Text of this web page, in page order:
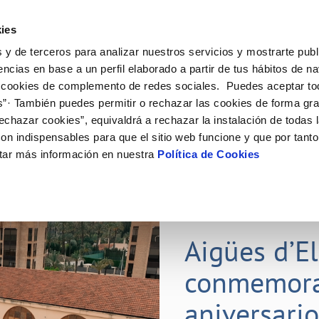
y de terceros para analizar nuestros servicios y mostrarte
en base a un perfil elaborado a partir de tus hábitos de
de complemento de redes sociales. Puedes aceptar
También puedes permitir o rechazar las cookies de forma
cookies”, equivaldrá a rechazar la instalación de todas
indispensables para que el sitio web funcione y que por
más información en nuestra Política de Cookies
de titular
de suministro
MODIFICACIÓN DE DATOS
Actualizar datos bancarios
Actualizar datos de
VER TODAS LAS GESTIONES
Tu Servicio
AL CLIENTE
contacto
y afectaciones
e impresos
COMPROMISO DE SERVICIO
Carta de compromisos
Customer Counsel (Defensa del
Tu Agua
del agua
consumidor
CUIDADOS DEL AGUA
Consejos de ahorro
Depósitos comunitarios
Conócenos
DE GESTIÓN Y CERTIFICADOS
MEDIDAS ANTIFRAUDE
PERFIL DEL CONTRATANTE
Plataforma de contratación del
público
Portal del proveedor
Aigües